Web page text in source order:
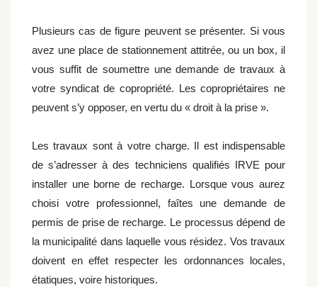
Plusieurs cas de figure peuvent se présenter. Si vous
avez une place de stationnement attitrée, ou un box, il
vous suffit de soumettre une demande de travaux à
votre syndicat de copropriété. Les copropriétaires ne
peuvent s’y opposer, en vertu du « droit à la prise ».
Les travaux sont à votre charge. Il est indispensable
de s’adresser à des techniciens qualifiés IRVE pour
installer une borne de recharge. Lorsque vous aurez
choisi votre professionnel, faîtes une demande de
permis de prise de recharge. Le processus dépend de
la municipalité dans laquelle vous résidez. Vos travaux
doivent en effet respecter les ordonnances locales,
étatiques, voire historiques.